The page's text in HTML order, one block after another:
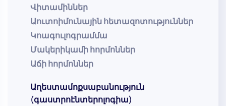
Վիտամիններ
Աուտոիմունային հետազոտություններ
Կոագուլոգրամմա
Մակերիկամի հորմոններ
Աճի հորմոններ
Աղեստամոքսաբանություն
(գաստրոէնտերոլոգիա)